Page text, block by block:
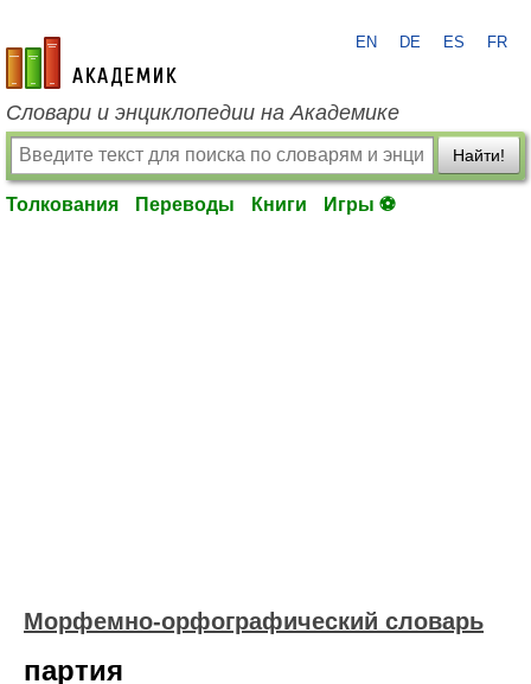
academic.ru
EN DE ES FR
Словари и энциклопедии на Академике
Найти!
Толкования Переводы Книги Игры ⚽
Морфемно-орфографический словарь
партия